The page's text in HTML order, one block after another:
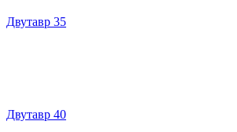
Двутавр 35
Двутавр 40